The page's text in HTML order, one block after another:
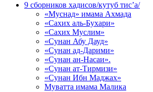
9 сборников хадисов/кутуб тис’а/
«Муснад» имама Ахмада
«Сахих аль-Бухари»
«Сахих Муслим»
«Сунан Абу Дауд»
«Сунан ад-Дарими»
«Сунан ан-Насаи».
«Сунан ат-Тирмизи»
«Сунан Ибн Маджах»
Муватта имама Малика